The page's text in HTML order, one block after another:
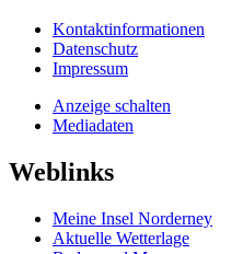
Kontaktinformationen
Datenschutz
Impressum
Anzeige schalten
Mediadaten
Weblinks
Meine Insel Norderney
Aktuelle Wetterlage